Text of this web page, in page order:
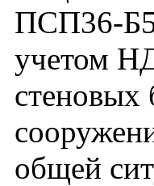
ПСП36-
учетом
общей